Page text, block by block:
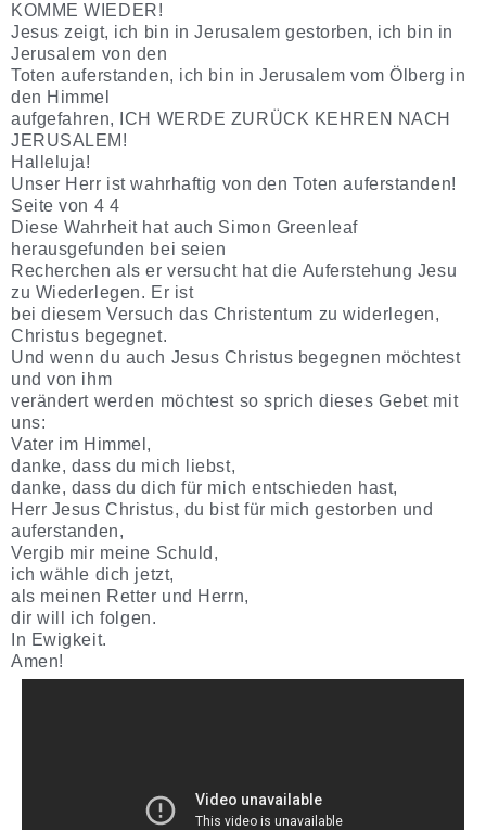
KOMME WIEDER!
Jesus zeigt, ich bin in Jerusalem gestorben, ich bin in
Jerusalem von den
Toten auferstanden, ich bin in Jerusalem vom Ölberg in
den Himmel
aufgefahren, ICH WERDE ZURÜCK KEHREN NACH
JERUSALEM!
Halleluja!
Unser Herr ist wahrhaftig von den Toten auferstanden!
Seite von 4 4
Diese Wahrheit hat auch Simon Greenleaf
herausgefunden bei seien
Recherchen als er versucht hat die Auferstehung Jesu
zu Wiederlegen. Er ist
bei diesem Versuch das Christentum zu widerlegen,
Christus begegnet.
Und wenn du auch Jesus Christus begegnen möchtest
und von ihm
verändert werden möchtest so sprich dieses Gebet mit
uns:
Vater im Himmel,
danke, dass du mich liebst,
danke, dass du dich für mich entschieden hast,
Herr Jesus Christus, du bist für mich gestorben und
auferstanden,
Vergib mir meine Schuld,
ich wähle dich jetzt,
als meinen Retter und Herrn,
dir will ich folgen.
In Ewigkeit.
Amen!